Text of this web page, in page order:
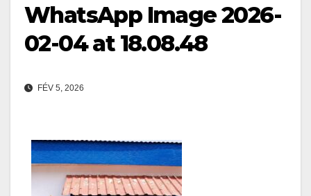
WhatsApp Image 2026-
02-04 at 18.08.48
FÉV 5, 2026